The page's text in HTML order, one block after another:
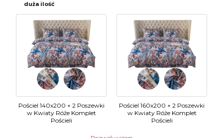
duża ilość
Pościel 140x200 + 2 Poszewki
w Kwiaty Róże Komplet
Pościeli
Pościel 160x200 + 2 Poszewki
w Kwiaty Róże Komplet
Pościeli